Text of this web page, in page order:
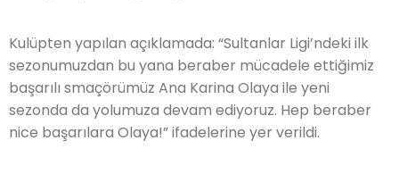
Kulüpten yapılan açıklamada: “Sultanlar Ligi’ndeki ilk
sezonumuzdan bu yana beraber mücadele ettiğimiz
başarılı smaçörümüz Ana Karina Olaya ile yeni
sezonda da yolumuza devam ediyoruz. Hep beraber
nice başarılara Olaya!” ifadelerine yer verildi.